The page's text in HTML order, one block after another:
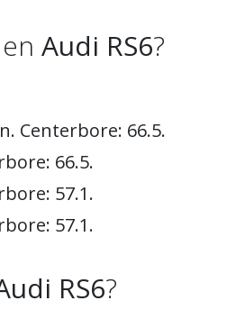
Audi RS6?
Centerbore: 66.5.
66.5.
57.1.
57.1.
RS6?